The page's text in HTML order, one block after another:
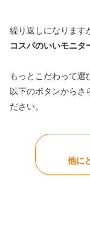
繰り返しになります
コスパのいいモニタ
もっとこだわって選
以下のボタンからさ
ださい。
他に